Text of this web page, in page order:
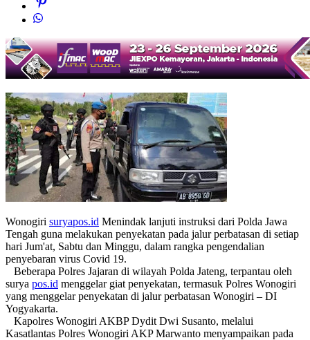
Wonogiri suryapos.id Menindak lanjuti instruksi dari Polda Jawa
Tengah guna melakukan penyekatan pada jalur perbatasan di setiap
hari Jum'at, Sabtu dan Minggu, dalam rangka pengendalian
penyebaran virus Covid 19.
Beberapa Polres Jajaran di wilayah Polda Jateng, terpantau oleh
surya pos.id menggelar giat penyekatan, termasuk Polres Wonogiri
yang menggelar penyekatan di jalur perbatasan Wonogiri – DI
Yogyakarta.
Kapolres Wonogiri AKBP Dydit Dwi Susanto, melalui
Kasatlantas Polres Wonogiri AKP Marwanto menyampaikan pada